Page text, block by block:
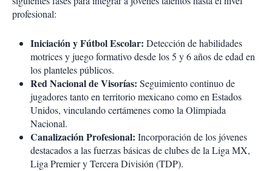
profesional:
Iniciación y Fútbol Escolar: Detección de habilidades
motrices y juego formativo desde los 5 y 6 años de edad en
los planteles públicos.
Red Nacional de Visorías: Seguimiento continuo de
jugadores tanto en territorio mexicano como en Estados
Unidos, vinculando certámenes como la Olimpiada
Nacional.
Canalización Profesional: Incorporación de los jóvenes
destacados a las fuerzas básicas de clubes de la Liga MX,
Liga Premier y Tercera División (TDP).